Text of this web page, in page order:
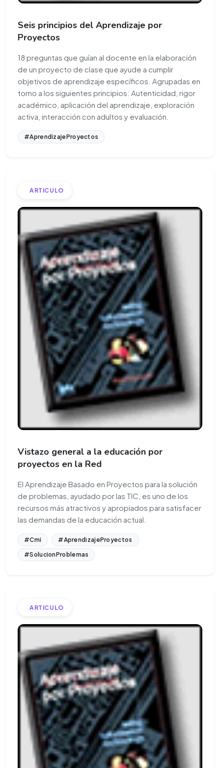
Seis principios del Aprendizaje por
Proyectos
18 preguntas que guían al docente en la elaboración
de un proyecto de clase que ayude a cumplir
objetivos de aprendizaje específicos. Agrupadas en
torno a los siguientes principios: Autenticidad, rigor
académico, aplicación del aprendizaje, exploración
activa, interacción con adultos y evaluación.
#AprendizajeProyectos
ARTICULO
Vistazo general a la educación por
proyectos en la Red
El Aprendizaje Basado en Proyectos para la solución
de problemas, ayudado por las TIC, es uno de los
recursos más atractivos y apropiados para satisfacer
las demandas de la educación actual.
#Cmi
#AprendizajeProyectos
#SolucionProblemas
ARTICULO